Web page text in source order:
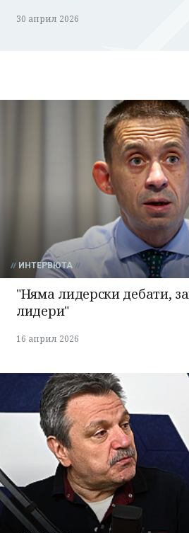
30 април 2026
ИНТЕРВЮТА
"Няма лидерски дебати,
лидери"
16 април 2026